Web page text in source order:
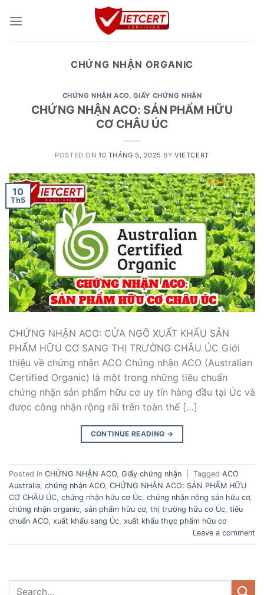
CHỨNG NHẬN ORGANIC
CHỨNG NHẬN ACO, GIẤY CHỨNG NHẬN
CHỨNG NHẬN ACO: SẢN PHẨM HỮU
CƠ CHÂU ÚC
POSTED ON 10 THÁNG 5, 2025 BYVIETCERT
10
Th5
CHỨNG NHẬN ACO: CỬA NGÕ XUẤT KHẨU SẢN
PHẨM HỮU CƠ SANG THỊ TRƯỜNG CHÂU ÚC Giới
thiệu về chứng nhận ACO Chứng nhận ACO (Australian
Certified Organic) là một trong những tiêu chuẩn
chứng nhận sản phẩm hữu cơ uy tín hàng đầu tại Úc và
được công nhận rộng rãi trên toàn thế […]
CONTINUE READING →
Posted in CHỨNG NHẬN ACO, Giấy chứng nhận Tagged ACO
Australia, chứng nhận ACO, CHỨNG NHẬN ACO: SẢN PHẨM HỮU
CƠ CHÂU ÚC, chứng nhận hữu cơ Úc, chứng nhận nông sản hữu cơ,
chứng nhận organic, sản phẩm hữu cơ, thị trường hữu cơ Úc, tiêu
chuẩn ACO, xuất khẩu sang Úc, xuất khẩu thực phẩm hữu cơ
Leave a comment